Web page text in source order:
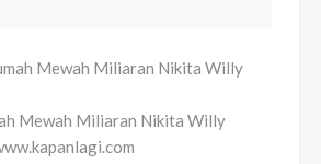
Mewah Miliaran Nikita Willy